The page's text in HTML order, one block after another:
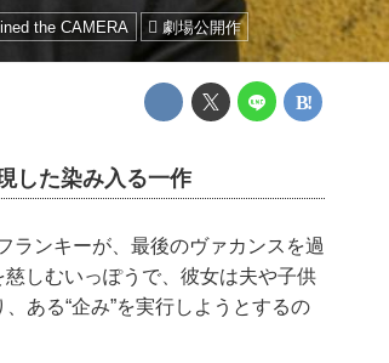
the CAMERA 劇場公開作
した染み入る一作
ンキーが、最後のヴァカンスを過
しむいっぽうで、彼女は夫や子供
ある“企み”を実行しようとするの